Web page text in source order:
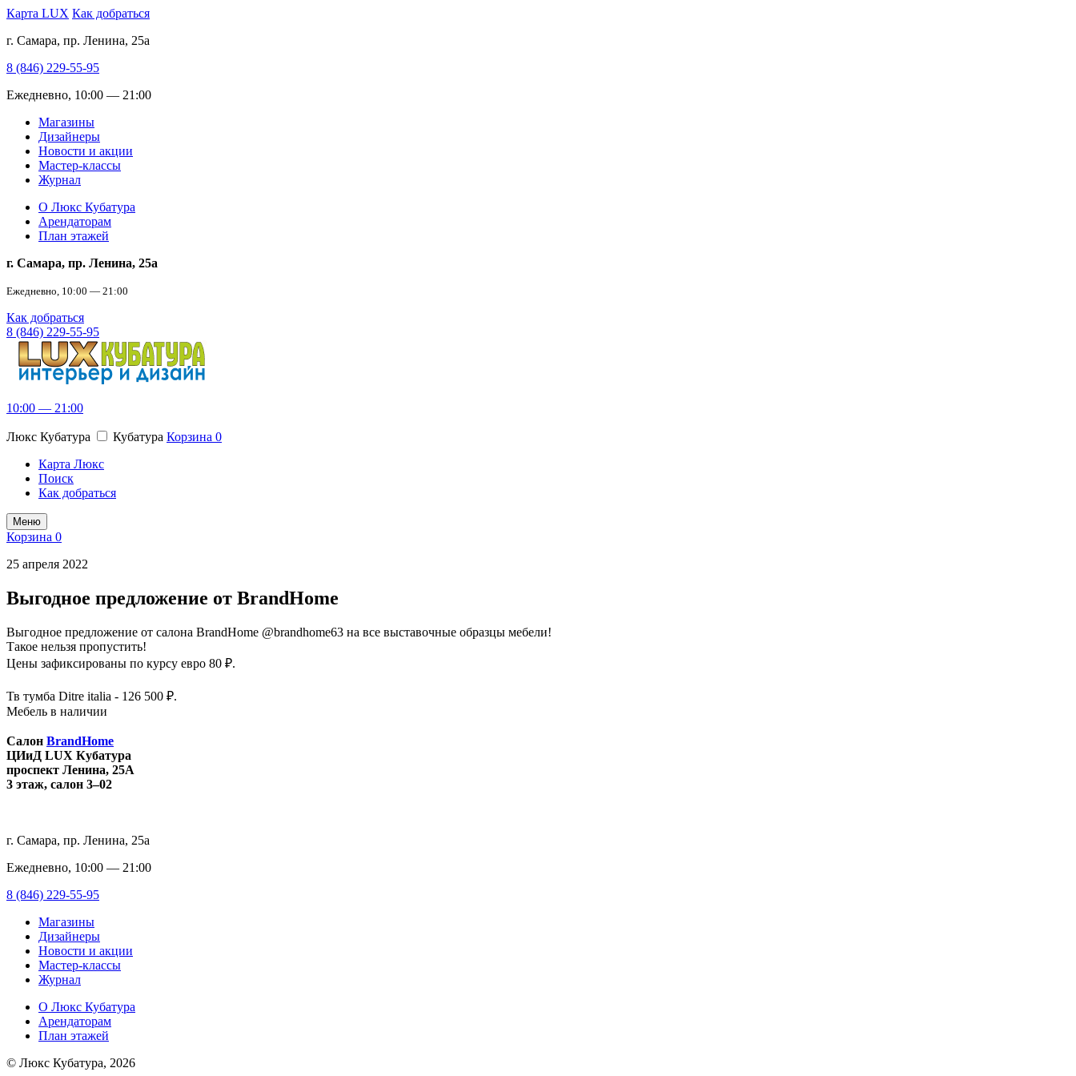
Карта LUX Как добраться
г. Самара, пр. Ленина, 25а
8 (846) 229-55-95
Ежедневно, 10:00 — 21:00
Магазины
Дизайнеры
Новости и акции
Мастер-классы
Журнал
О Люкс Кубатура
Арендаторам
План этажей
г. Самара, пр. Ленина, 25а
Ежедневно, 10:00 — 21:00
Как добраться
8 (846) 229-55-95
10:00 — 21:00
Люкс Кубатура Кубатура Корзина 0
Карта Люкс
Поиск
Как добраться
Меню
Корзина 0
25 апреля 2022
Выгодное предложение от BrandHome
Выгодное предложение от салона BrandHome @brandhome63 на все выставочные образцы мебели!
Такое нельзя пропустить!
Цены зафиксированы по курсу евро 80 ₽.
Тв тумба Ditre italia - 126 500 ₽.
Мебель в наличии
Салон BrandHome
ЦИиД LUX Кубатура
проспект Ленина, 25А
3 этаж, салон 3–02
г. Самара, пр. Ленина, 25а
Ежедневно, 10:00 — 21:00
8 (846) 229-55-95
Магазины
Дизайнеры
Новости и акции
Мастер-классы
Журнал
О Люкс Кубатура
Арендаторам
План этажей
© Люкс Кубатура, 2026